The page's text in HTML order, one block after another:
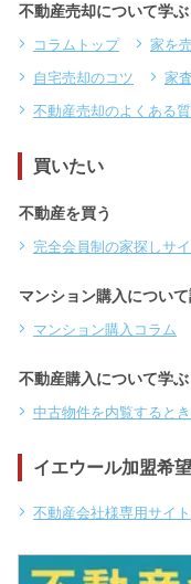
不動産売却について学ぶ
コラムトップ 家を
自宅売却のコツ
家
不動産売却のよくある
買いたい
不動産を買う
完全会員制の家探しサイ
マンション購入につい
マンション購入コラム
不動産購入について学ぶ
中古物件を内覧すると
イエウール加盟希
不動産会社様専用サイト